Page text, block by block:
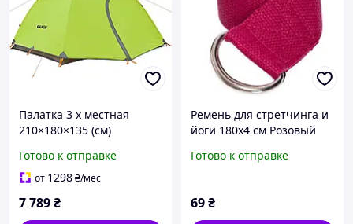
Палатка 3 х местная
210×180×135 (см)
туристическая для
рыбалки, отдыха на
Салатовый Smart NEWLEV
Готово к отправке
от 1298₴/мес
7 789₴
Ремень для стретчинга и
йоги 180х4 см Розовый
Готово к отправке
69₴